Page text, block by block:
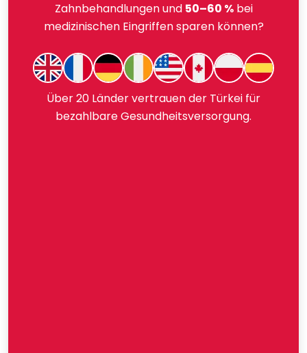
Zahnbehandlungen und 50–60 %bei
medizinischen Eingriffen sparen können?
Über 20 Länder vertrauen der Türkei für
bezahlbare Gesundheitsversorgung.